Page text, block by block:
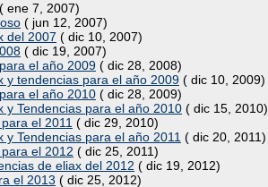
( ene 7, 2007)
( jun 12, 2007)
del 2007 ( dic 10, 2007)
( dic 19, 2007)
el año 2009 ( dic 28, 2008)
y tendencias para el año 2009 ( dic 10, 2009)
el año 2010 ( dic 28, 2009)
y Tendencias para el año 2010 ( dic 15, 2010)
el 2011 ( dic 29, 2010)
Tendencias para el año 2011 ( dic 20, 2011)
el 2012 ( dic 25, 2011)
de eliax del 2012 ( dic 19, 2012)
el 2013 ( dic 25, 2012)